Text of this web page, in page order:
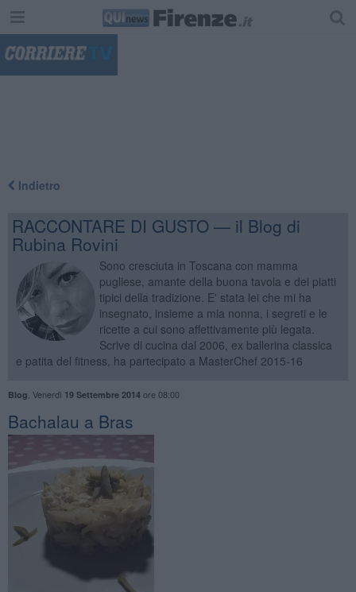
Indietro
RACCONTARE DI GUSTO — il Blog di
Rubina Rovini
Sono cresciuta in Toscana con mamma
pugliese, amante della buona tavola e dei piatti
tipici della tradizione. E' stata lei che mi ha
insegnato, insieme a mia nonna, i segreti e le
ricette a cui sono affettivamente più legata.
Scrive di cucina dal 2006, ex ballerina classica
e patita del fitness, ha partecipato a MasterChef 2015-16
Blog Venerdì 19 Settembre 2014ore 08:00
Bachalau a Bras